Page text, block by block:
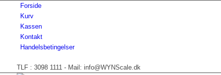
Forside
Kurv
Kassen
Kontakt
Handelsbetingelser
TLF : 3098 1111 - Mail: info@WYNScale.dk